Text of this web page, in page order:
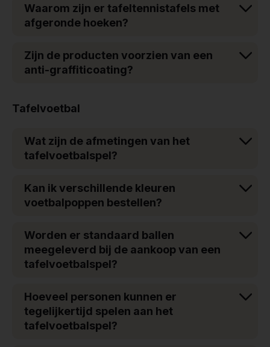
Waarom zijn er tafeltennistafels met
afgeronde hoeken?
Zijn de producten voorzien van een
anti-graffiticoating?
Tafelvoetbal
Wat zijn de afmetingen van het
tafelvoetbalspel?
Kan ik verschillende kleuren
voetbalpoppen bestellen?
Worden er standaard ballen
meegeleverd bij de aankoop van een
tafelvoetbalspel?
Hoeveel personen kunnen er
tegelijkertijd spelen aan het
tafelvoetbalspel?